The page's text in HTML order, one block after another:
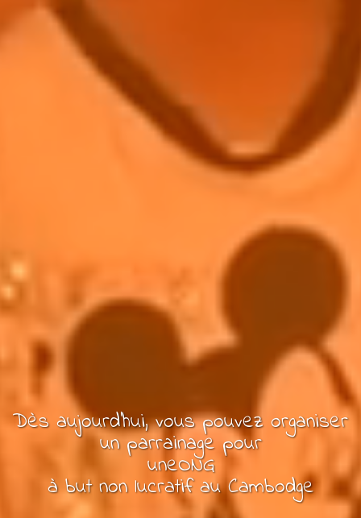
Dès aujourd'hui, vous pouvez organiser
un parrainage pour
uneONG
à but non lucratifau Cambodge